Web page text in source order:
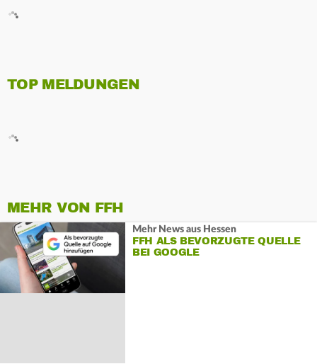
TOP MELDUNGEN
MEHR VON FFH
Mehr News aus Hessen
FFH ALS BEVORZUGTE QUELLE
BEI GOOGLE